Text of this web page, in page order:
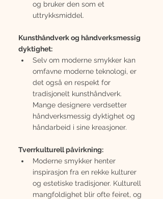
og bruker den som et
uttrykksmiddel.
Kunsthåndverk og håndverksmessig
dyktighet:
Selv om moderne smykker kan
omfavne moderne teknologi, er
det også en respekt for
tradisjonelt kunsthåndverk.
Mange designere verdsetter
håndverksmessig dyktighet og
håndarbeid i sine kreasjoner.
Tverrkulturell påvirkning:
Moderne smykker henter
inspirasjon fra en rekke kulturer
og estetiske tradisjoner. Kulturell
mangfoldighet blir ofte feiret, og